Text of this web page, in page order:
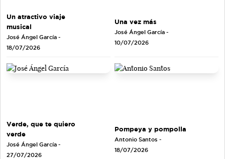
Un atractivo viaje
musical
José Ángel García -
18/07/2026
Una vez más
José Ángel García -
10/07/2026
Verde, que te quiero
verde
José Ángel García -
27/07/2026
Pompeya y pompolla
Antonio Santos -
18/07/2026